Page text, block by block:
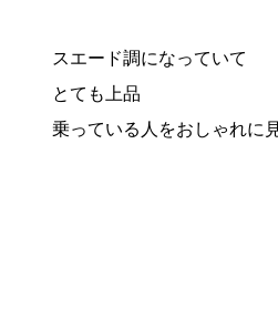
スエード調になっていて
とても上品
乗っている人をおしゃれに